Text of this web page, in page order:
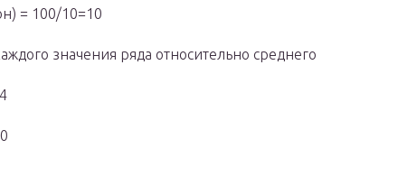
= 100/10=10
значения ряда относительно среднего